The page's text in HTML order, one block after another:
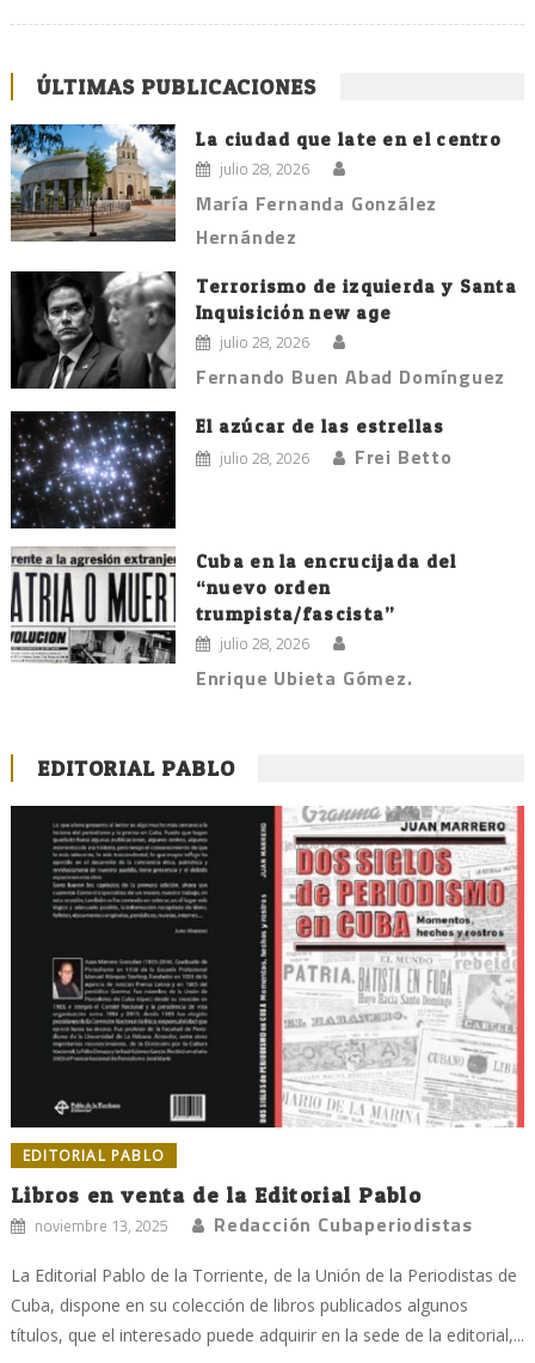
ÚLTIMAS PUBLICACIONES
La ciudad que late en el centro
julio 28, 2026
María Fernanda González
Hernández
Terrorismo de izquierda y Santa
Inquisición new age
julio 28, 2026
Fernando Buen Abad Domínguez
El azúcar de las estrellas
julio 28, 2026 Frei Betto
Cuba en la encrucijada del
“nuevo orden
trumpista/fascista”
julio 28, 2026
Enrique Ubieta Gómez.
EDITORIAL PABLO
EDITORIAL PABLO
Libros en venta de la Editorial Pablo
noviembre 13, 2025 Redacción Cubaperiodistas
La Editorial Pablo de la Torriente, de la Unión de la Periodistas de
Cuba, dispone en su colección de libros publicados algunos
títulos, que el interesado puede adquirir en la sede de la editorial,...